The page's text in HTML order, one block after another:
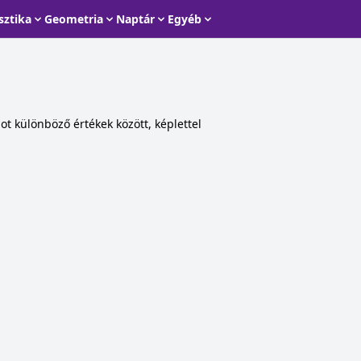
Geometria Naptár Egyéb
különböző értékek között, képlettel